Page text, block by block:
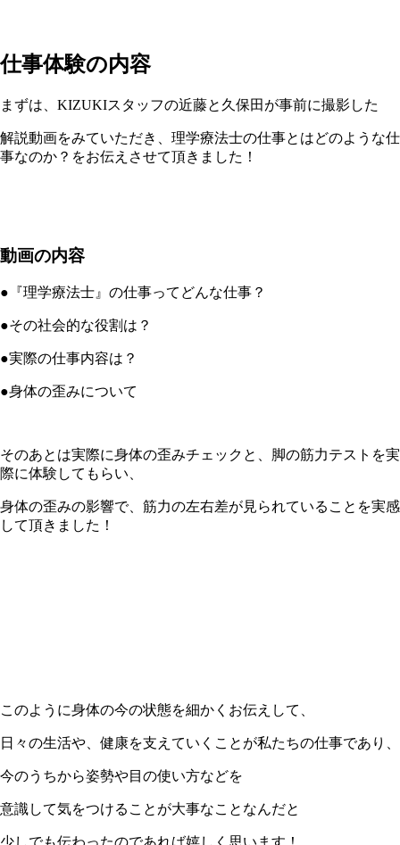
仕事体験の内容
まずは、KIZUKIスタッフの近藤と久保田が事前に撮影した
解説動画をみていただき、理学療法士の仕事とはどのような仕
事なのか？をお伝えさせて頂きました！
動画の内容
●『理学療法士』の仕事ってどんな仕事？
●その社会的な役割は？
●実際の仕事内容は？
●身体の歪みについて
そのあとは実際に身体の歪みチェックと、脚の筋力テストを実
際に体験してもらい、
身体の歪みの影響で、筋力の左右差が見られていることを実感
して頂きました！
このように身体の今の状態を細かくお伝えして、
日々の生活や、健康を支えていくことが私たちの仕事であり、
今のうちから姿勢や目の使い方などを
意識して気をつけることが大事なことなんだと